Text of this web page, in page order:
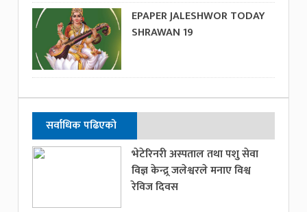
EPAPER JALESHWOR TODAY
SHRAWAN 19
सर्वाधिक पढिएको
भेटेरिनरी अस्पताल तथा पशु सेवा
विज्ञ केन्द्र्र जलेश्वरले मनाए विश्व
रेविज दिवस